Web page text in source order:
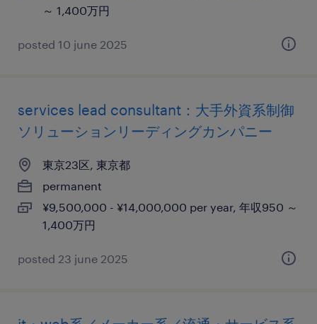
～ 1,400万円
posted 10 june 2025
services lead consultant：大手外資系制御
ソリューションリーディングカンパニー
東京23区, 東京都
permanent
¥9,500,000 - ¥14,000,000 per year, 年収950 ～
1,400万円
posted 23 june 2025